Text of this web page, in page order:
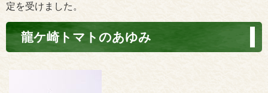
定を受けました。
龍ケ崎トマトのあゆみ